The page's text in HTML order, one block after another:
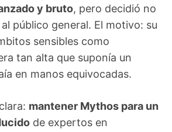
y bruto, pero decidió no
público general. El motivo: su
sensibles como
tan alta que suponía un
en manos equivocadas.
mantener Mythos para un
de expertos en